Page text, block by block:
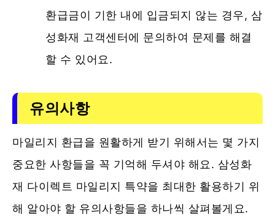
환급금이 기한 내에 입금되지 않는 경우, 삼
성화재 고객센터에 문의하여 문제를 해결
할 수 있어요.
유의사항
마일리지 환급을 원활하게 받기 위해서는 몇 가지
중요한 사항들을 꼭 기억해 두셔야 해요. 삼성화
재 다이렉트 마일리지 특약을 최대한 활용하기 위
해 알아야 할 유의사항들을 하나씩 살펴볼게요.